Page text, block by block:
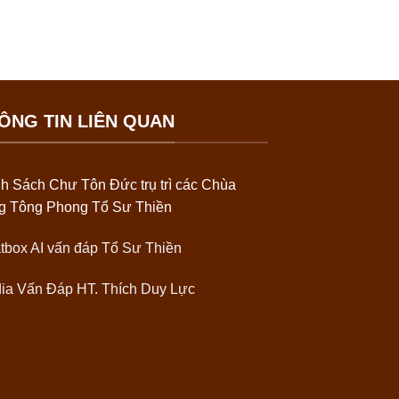
TIN LIÊN QUAN
Sách Chư Tôn Đức trụ trì các Chùa
Tông Phong Tổ Sư Thiền
AI vấn đáp Tổ Sư Thiền
Vấn Đáp HT. Thích Duy Lực